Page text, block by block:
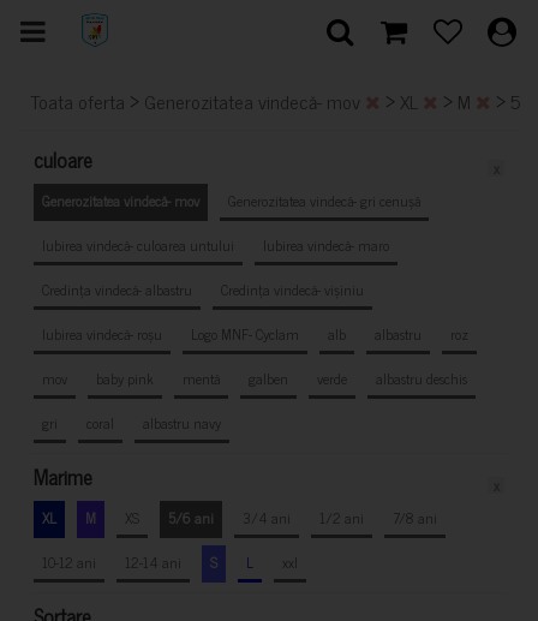
Toata oferta > Generozitatea vindecă- mov > XL > M > 5/
culoare
Generozitatea vindecă- mov
Generozitatea vindecă- gri cenușă
Iubirea vindecă- culoarea untului
Iubirea vindecă- maro
Credința vindecă- albastru
Credința vindecă- vișiniu
Iubirea vindecă- roșu
Logo MNF- Cyclam alb albastru
roz
mov
baby pink mentă galben verde
albastru deschis
gri
coral albastru navy
Marime
XL M XS 5/6 ani 3/4 ani 1/2 ani
7/8 ani
10-12 ani
12-14 ani S L xxl